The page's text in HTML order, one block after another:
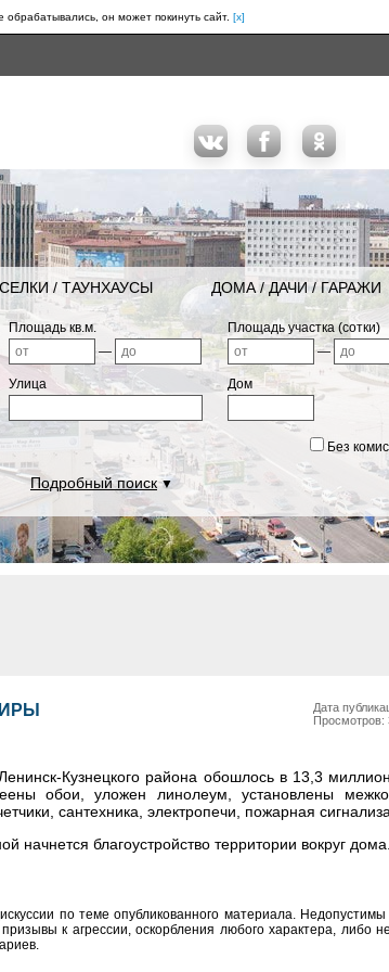
он может покинуть сайт. [x]
/ ТАУНХАУСЫ ДОМА / ДАЧИ / ГАРАЖИ
Площадь кв.м.
—
Площадь участка (сотки)
—
Улица Дом
Без
Подробный поиск▼
Дата
Просмотров:
Кузнецкого района обошлось в 13,3
обои, уложен линолеум, установлены
сантехника, электропечи, пожарная
благоустройство территории вокруг дома.
по теме опубликованного материала.
к агрессии, оскорбления любого характера, либо